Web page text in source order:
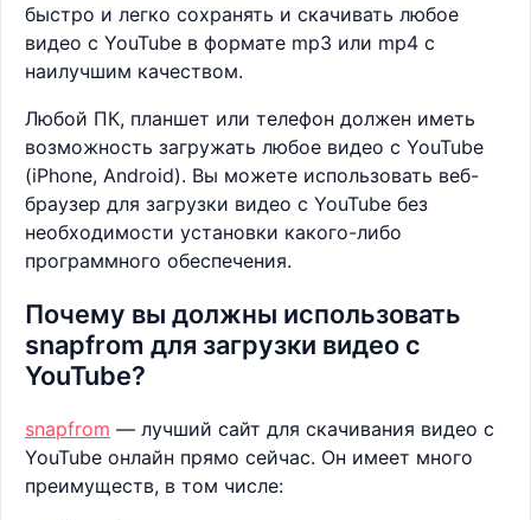
быстро и легко сохранять и скачивать любое
видео с YouTube в формате mp3 или mp4 с
наилучшим качеством.
Любой ПК, планшет или телефон должен иметь
возможность загружать любое видео с YouTube
(iPhone, Android). Вы можете использовать веб-
браузер для загрузки видео с YouTube без
необходимости установки какого-либо
программного обеспечения.
Почему вы должны использовать
snapfrom для загрузки видео с
YouTube?
snapfrom — лучший сайт для скачивания видео с
YouTube онлайн прямо сейчас. Он имеет много
преимуществ, в том числе: